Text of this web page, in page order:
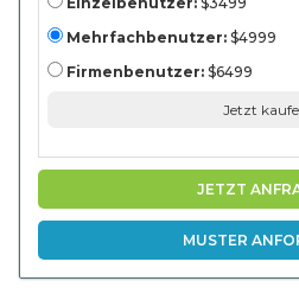
2024-2031
Mehrfachbenutzer: $4999
Firmenbenutzer: $6499
Jetzt
JETZT
MUSTER